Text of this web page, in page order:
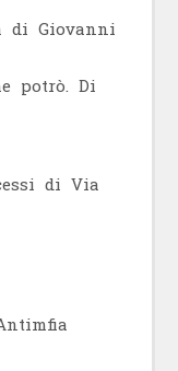
di Giovanni
potrò. Di
di Via